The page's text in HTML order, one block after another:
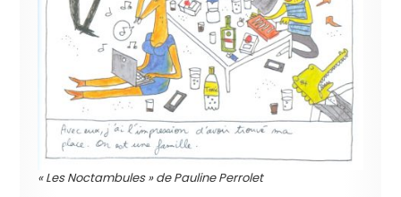
« Les Noctambules » de Pauline Perrolet